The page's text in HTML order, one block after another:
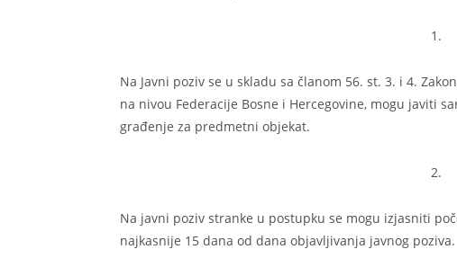
1.
Na Javni poziv se u skladu sa članom 56. st. 3. i 4.
na nivou Federacije Bosne i Hercegovine, mogu javiti
građenje za predmetni objekat.
2.
Na javni poziv stranke u postupku se mogu izjasniti
najkasnije 15 dana od dana objavljivanja javnog poziva.